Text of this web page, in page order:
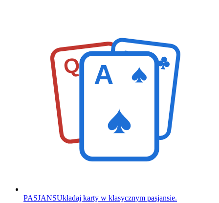
Q K
A
PASJANSUkładaj karty w klasycznym pasjansie.